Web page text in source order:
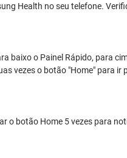
Health no seu telefone.
baixo o Painel Rápido, para
vezes o botão "Home" para ir
o botão Home 5 vezes para